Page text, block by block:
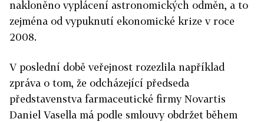
nakloněno vyplácení astronomických odměn, a to
zejména od vypuknutí ekonomické krize v roce
2008.
V poslední době veřejnost rozezlila například
zpráva o tom, že odcházející předseda
představenstva farmaceutické firmy Novartis
Daniel Vasella má podle smlouvy obdržet během